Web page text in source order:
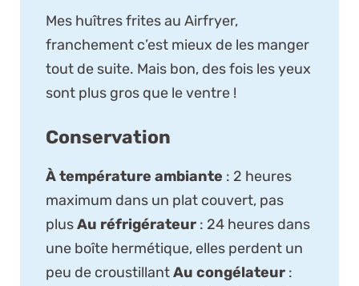
Mes huîtres frites au Airfryer,
franchement c’est mieux de les manger
tout de suite. Mais bon, des fois les yeux
sont plus gros que le ventre !
Conservation
À température ambiante : 2 heures
maximum dans un plat couvert, pas
plusAu réfrigérateur : 24 heures dans
une boîte hermétique, elles perdent un
peu de croustillantAu congélateur :